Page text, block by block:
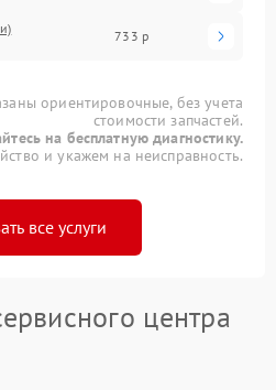
733 р
ориентировочные, без учета
стоимости запчастей.
на бесплатную диагностику.
и укажем на неисправность.
все услуги
центра